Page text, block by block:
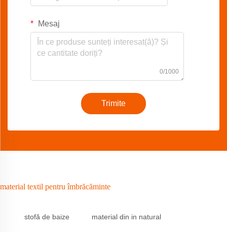
Mesaj
0/1000
Trimite
material textil pentru îmbrăcăminte
stofă de baize material din in natural